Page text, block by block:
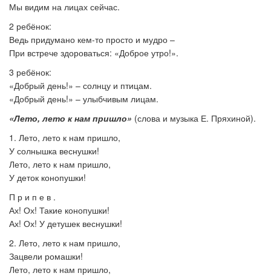
Мы видим на лицах сейчас.
2 ребёнок:
Ведь придумано кем-то просто и мудро –
При встрече здороваться: «Доброе утро!».
3 ребёнок:
«Добрый день!» – солнцу и птицам.
«Добрый день!» – улыбчивым лицам.
«Лето, лето к нам пришло» (слова и музыка Е. Пряхиной).
1. Лето, лето к нам пришло,
У солнышка веснушки!
Лето, лето к нам пришло,
У деток конопушки!
П р и п е в .
Ах! Ох! Такие конопушки!
Ах! Ох! У детушек веснушки!
2. Лето, лето к нам пришло,
Зацвели ромашки!
Лето, лето к нам пришло,